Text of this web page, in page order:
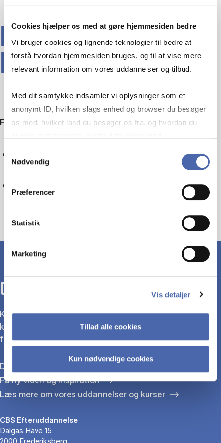
Cookies hjælper os med at gøre hjemmesiden bedre
Vi bruger cookies og lignende teknologier til bedre at
forstå hvordan hjemmesiden bruges, og til at vise mere
relevant information om vores uddannelser og tilbud.
Med dit samtykke indsamler vi oplysninger som et
anonymt ID, hvilken slags enhed og browser du besøger
os med, hvilket land du besøger os fra, og hvordan du
markedsføring. Du bestemmer selv - og kan altid trække
Samtykkevalg
Nødvendig
Præferencer
Statistik
Marketing
Vis detaljer
Tillad alle cookies
Kun nødvendige cookies
INDBLIK I
PROGRAMMERNE
Filtrer på emne
CBS EFTERUDDANNELSE
Kombiner uddannelse og arbejdsliv gennem hele din
karriere med en lang række aktiviteter bygget på
forskning.
Deltag i vores events
Få ny viden og inspiration
Læs mere om vores uddannelser og kurser
CBS Efteruddannelse
Dalgas Have 15
2000 Frederiksberg